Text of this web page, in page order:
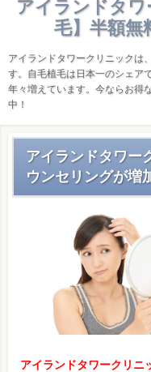
アイランドタ
毛】半額無
アイランドタワークリニックは
す。自毛植毛は日本一のシェア
年々増えています。今ならお得
中！
アイランドタワー
ウンセリングが増
アイランドタワークリニ